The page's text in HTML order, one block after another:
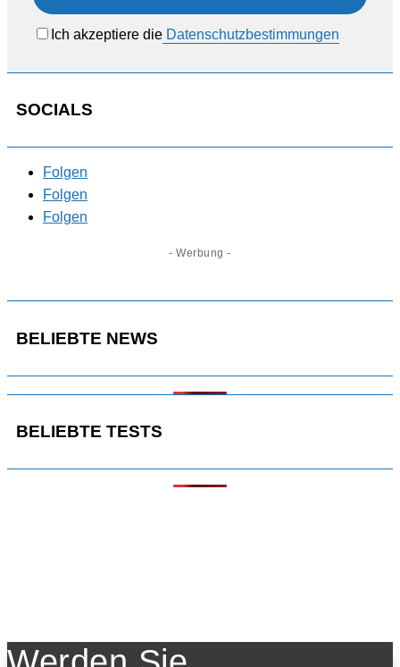
Ich akzeptiere die Datenschutzbestimmungen
SOCIALS
Folgen
Folgen
Folgen
- Werbung -
BELIEBTE NEWS
BELIEBTE TESTS